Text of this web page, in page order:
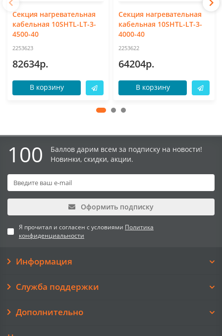
Секция нагревательная
кабельная 10SHTL-LT-3-
4500-40
2253623
82634р.
В корзину
Секция нагревательная
кабельная 10SHTL-LT-3-
4000-40
2253622
64204р.
В корзину
100
Баллов дарим всем за подписку на новости!
Новинки, скидки, акции.
Оформить подписку
Я прочитал и согласен с условиями Политика
конфиденциальности
Информация
Служба поддержки
Дополнительно